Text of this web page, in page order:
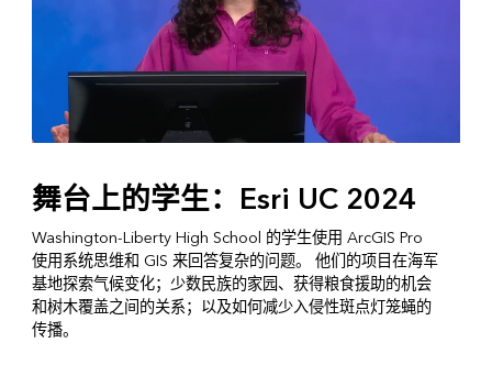
舞台上的学生：Esri UC 2024
Washington-Liberty High School 的学生使用 ArcGIS Pro
使用系统思维和 GIS 来回答复杂的问题。 他们的项目在海军
基地探索气候变化；少数民族的家园、获得粮食援助的机会
和树木覆盖之间的关系；以及如何减少入侵性斑点灯笼蝇的
传播。